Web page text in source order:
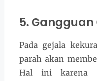
5. Gangguan
Pada gejala
parah akan
Hal ini karena